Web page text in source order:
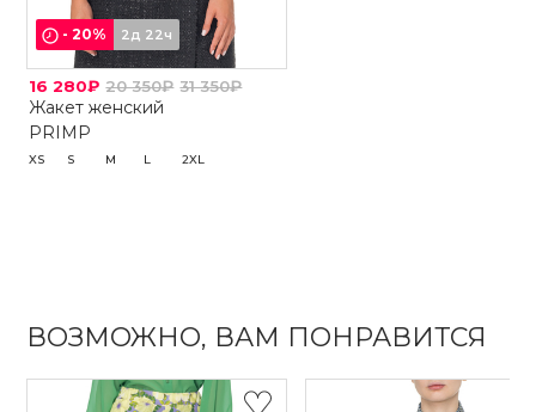
-20% 2д 22ч
16 280₽ 20 350₽ 31 350₽
Жакет женский
PRIMP
XS S M L 2XL
ВОЗМОЖНО, ВАМ ПОНРАВИТСЯ